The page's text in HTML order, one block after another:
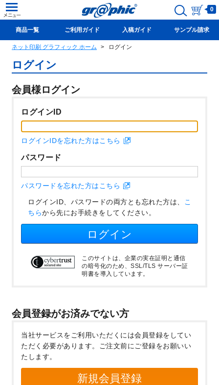
0
商品一覧 ご利用ガイド 入稿ガイド サンプル請求
新規会員登録(無料)
ネット印刷 グラフィック ホーム ログイン
ログイン
会員様ログイン
ログインID
ログインIDを忘れた方はこちら
パスワード
パスワードを忘れた方はこちら
ログインID、パスワードの両方とも忘れた方は、 こ
ちらから先にお手続きをしてください。
ログイン
このサイトは、企業の実在証明と通信
の暗号化のため、SSL/TLS サーバー証
明書を導入しています。
会員登録がお済みでない方
当社サービスをご利用いただくには会員登録をしてい
ただく必要があります。
ご注文前にご登録をお願いい
たします。
新規会員登録